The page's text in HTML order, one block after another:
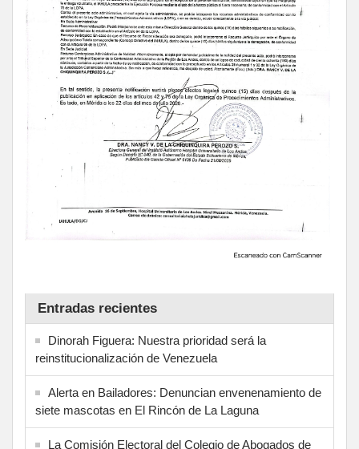
Entradas recientes
Dinorah Figuera: Nuestra prioridad será la
reinstitucionalización de Venezuela
Alerta en Bailadores: Denuncian envenenamiento de
siete mascotas en El Rincón de La Laguna
La Comisión Electoral del Colegio de Abogados de